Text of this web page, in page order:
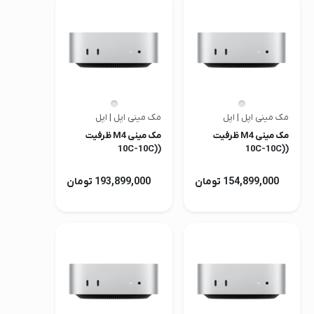
مک مینی اپل | اپل
مک مینی M4 ظرفیت
(10C-10C)
2024
154,899,000 تومان
مک مینی اپل | اپل
مک مینی M4 ظرفیت
(10C-10C)
2024
193,899,000 تومان